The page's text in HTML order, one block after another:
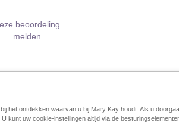
beoordeling
melden
Cookies beheren Impressum Contact eCatalogus
het ontdekken waarvan u bij Mary Kay houdt. Als u
kunt uw cookie-instellingen altijd via de